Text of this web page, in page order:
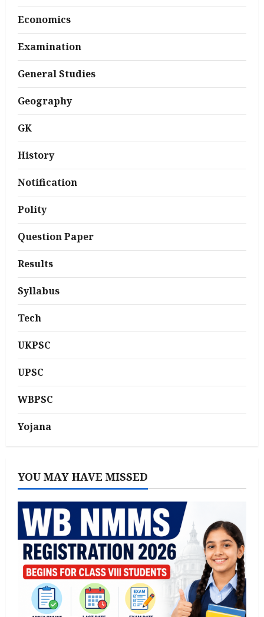
Economics
Examination
General Studies
Geography
GK
History
Notification
Polity
Question Paper
Results
Syllabus
Tech
UKPSC
UPSC
WBPSC
Yojana
YOU MAY HAVE MISSED